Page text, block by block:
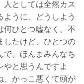
人としては全然カス
うに、どうしよう
何ひとつ嘘なく。不
したけど、ひとつの
で。ほんまみんなち
やと思うんですよ
、かっこ悪くて頭が